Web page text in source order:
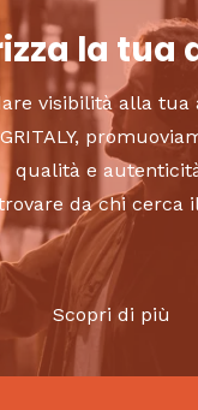
la tua
visibilità alla tua
qualità e
da chi cerca
Scopri di più